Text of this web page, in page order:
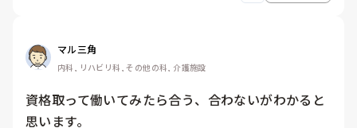
マル三角
内科, リハビリ科, その他の科, 介護施設
資格取って働いてみたら合う、合わないがわかると
思います。